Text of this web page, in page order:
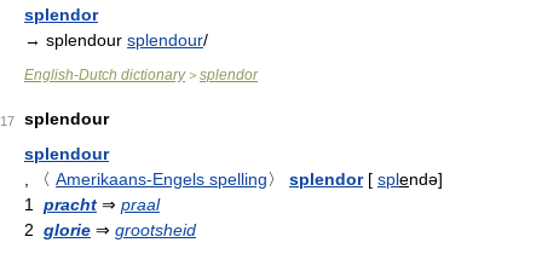
splendor
→ splendour splendour/
English-Dutch dictionary> splendor
17
splendour
splendour
〈 Amerikaans-Engels spelling〉 splendor[ splendə]
1
pracht ⇒ praal
2 glorie ⇒ grootsheid